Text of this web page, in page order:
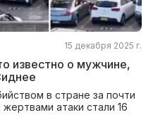
15 декабря 2025 г.
известно о мужчине,
в стране за почти
атаки стали 16